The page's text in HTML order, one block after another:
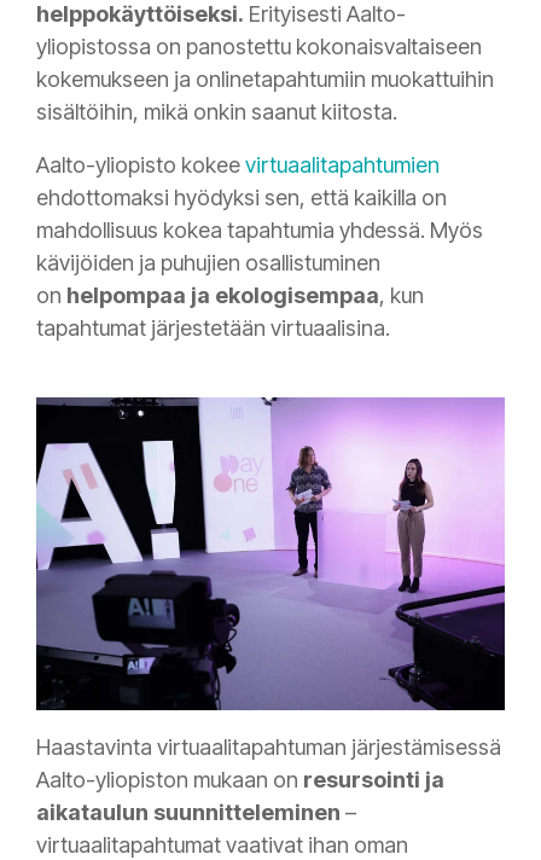
helppokäyttöiseksi. Erityisesti Aalto-
yliopistossa on panostettu kokonaisvaltaiseen
kokemukseen ja onlinetapahtumiin muokattuihin
sisältöihin, mikä onkin saanut kiitosta.
Aalto-yliopisto kokeevirtuaalitapahtumien
ehdottomaksi hyödyksi sen, että kaikilla on
mahdollisuus kokea tapahtumia yhdessä. Myös
kävijöiden ja puhujien osallistuminen
on helpompaa ja ekologisempaa, kun
tapahtumat järjestetään virtuaalisina.
Haastavinta virtuaalitapahtuman järjestämisessä
Aalto-yliopiston mukaan on resursointi ja
aikataulun suunnitteleminen –
virtuaalitapahtumat vaativat ihan oman